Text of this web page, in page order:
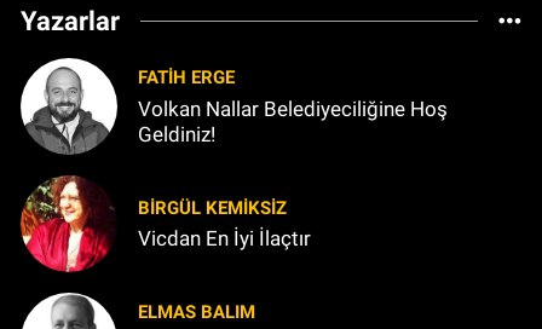
Yazarlar
FATIH ERGE
Volkan Nallar Belediyeciliğine Hoş
Geldiniz!
BIRGÜL KEMİKSİZ
Vicdan En İyi İlaçtır
ELMAS BALIM